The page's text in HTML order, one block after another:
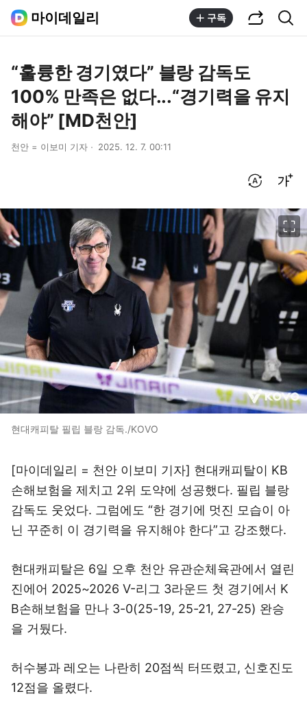
마이데일리 구독
“훌륭한 경기였다” 블랑 감독도
100% 만족은 없다...“경기력을 유지
해야” [MD천안]
천안 = 이보미 기자 2025. 12. 7. 00:11
현대캐피탈 필립 블랑 감독./KOVO
[마이데일리 = 천안 이보미 기자] 현대캐피탈이 KB
손해보험을 제치고 2위 도약에 성공했다. 필립 블랑
감독도 웃었다. 그럼에도 “한 경기에 멋진 모습이 아
닌 꾸준히 이 경기력을 유지해야 한다”고 강조했다.
현대캐피탈은 6일 오후 천안 유관순체육관에서 열린
진에어 2025~2026 V-리그 3라운드 첫 경기에서 K
B손해보험을 만나 3-0(25-19, 25-21, 27-25) 완승
을 거뒀다.
허수봉과 레오는 나란히 20점씩 터뜨렸고, 신호진도
12점을 올렸다.